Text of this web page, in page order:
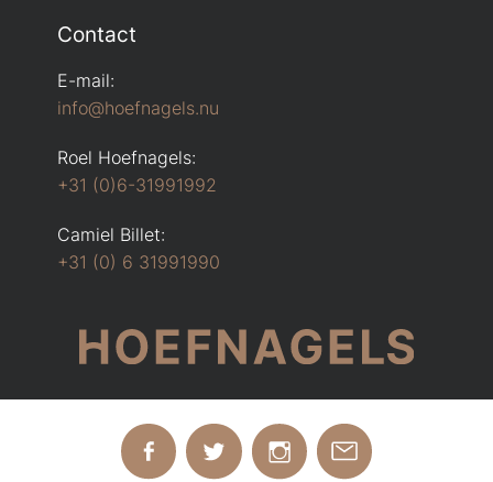
Contact
E-mail:
info@hoefnagels.nu
Roel Hoefnagels:
+31 (0)6-31991992
Camiel Billet:
+31 (0) 6 31991990